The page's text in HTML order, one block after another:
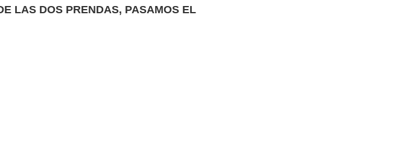
LAS DOS PRENDAS, PASAMOS EL